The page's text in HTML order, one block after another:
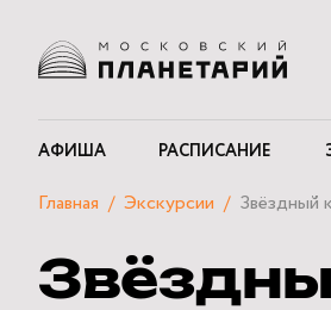
АФИША РАСПИСАНИЕ
Главная Экскурсии Звёздный